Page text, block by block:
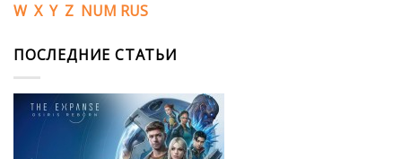
W X Y Z NUM RUS
ПОСЛЕДНИЕ СТАТЬИ